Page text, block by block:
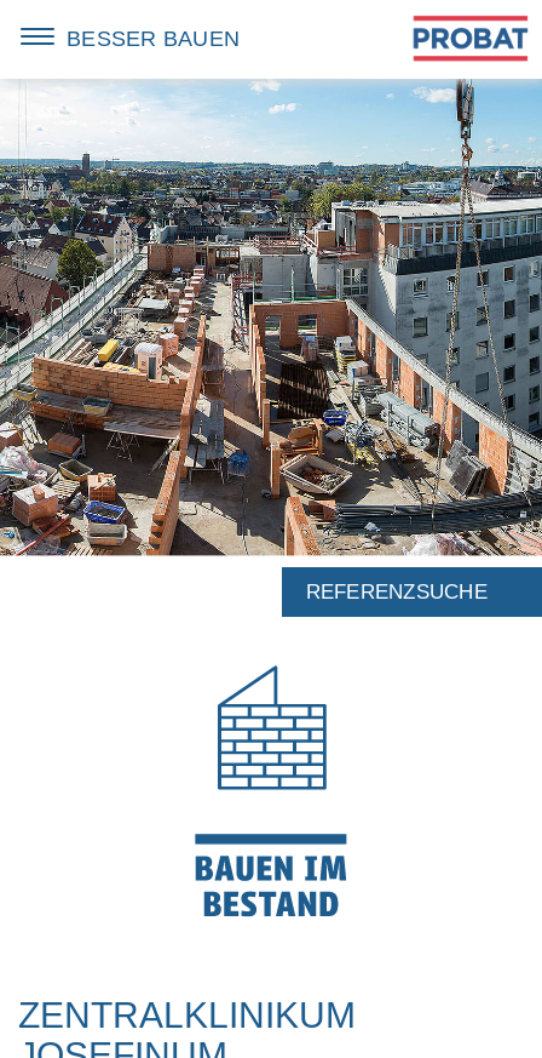
BESSER BAUEN
REFERENZSUCHE
ZENTRALKLINIKUM